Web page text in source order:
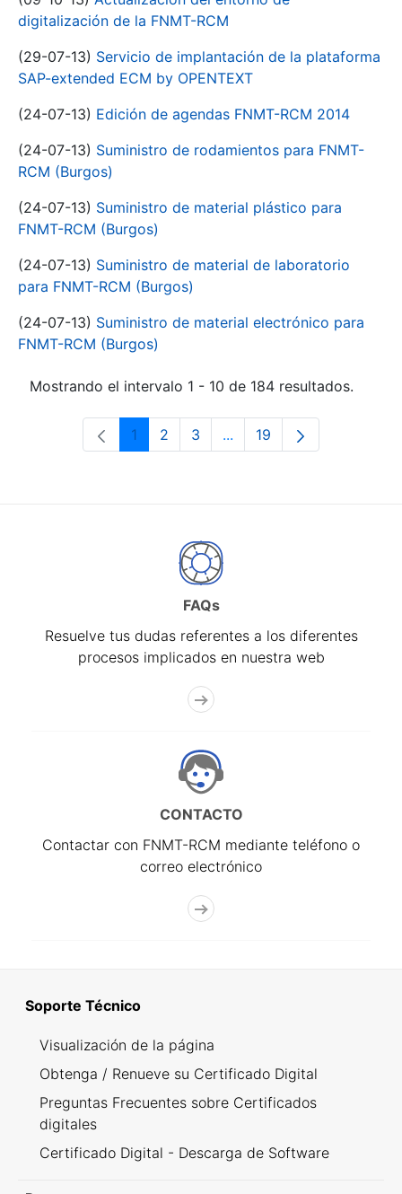
digitalización de la FNMT-RCM
(29-07-13) Servicio de implantación de la plataforma
SAP-extended ECM by OPENTEXT
(24-07-13) Edición de agendas FNMT-RCM 2014
(24-07-13) Suministro de rodamientos para FNMT-
RCM (Burgos)
(24-07-13) Suministro de material plástico para
FNMT-RCM (Burgos)
(24-07-13) Suministro de material de laboratorio
para FNMT-RCM (Burgos)
(24-07-13) Suministro de material electrónico para
FNMT-RCM (Burgos)
Mostrando el intervalo 1 - 10 de 184 resultados.
Página
1 Página
2 Página
3 ...Páginas intermedias Use
Página
19
FAQs
Resuelve tus dudas referentes a los diferentes
procesos implicados en nuestra web
CONTACTO
Contactar con FNMT-RCM mediante teléfono o
correo electrónico
Soporte Técnico
Visualización de la página
Obtenga / Renueve su Certificado Digital
Preguntas Frecuentes sobre Certificados
digitales
Certificado Digital - Descarga de Software